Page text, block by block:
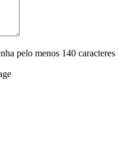
pelo menos 140 caracteres